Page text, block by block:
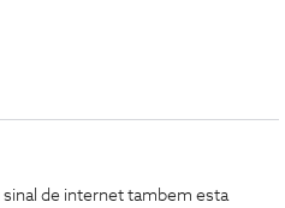
de internet tambem esta